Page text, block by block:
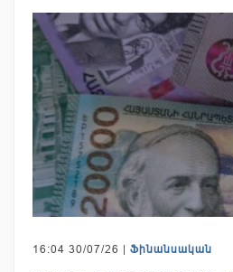
16:04 30/07/26 | Ֆինանսական